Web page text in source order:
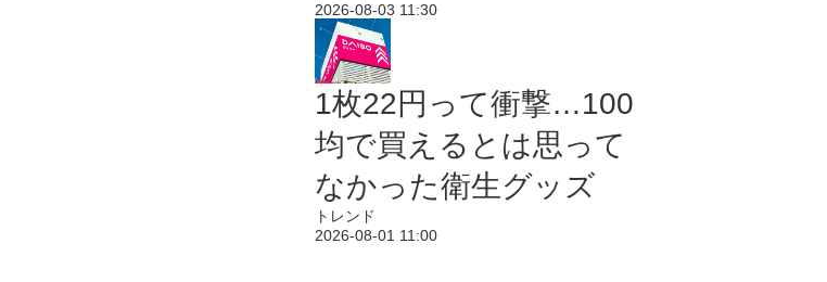
2026-08-03 11:30
1枚22円って衝撃…100
均で買えるとは思って
なかった衛生グッズ
トレンド
2026-08-01 11:00